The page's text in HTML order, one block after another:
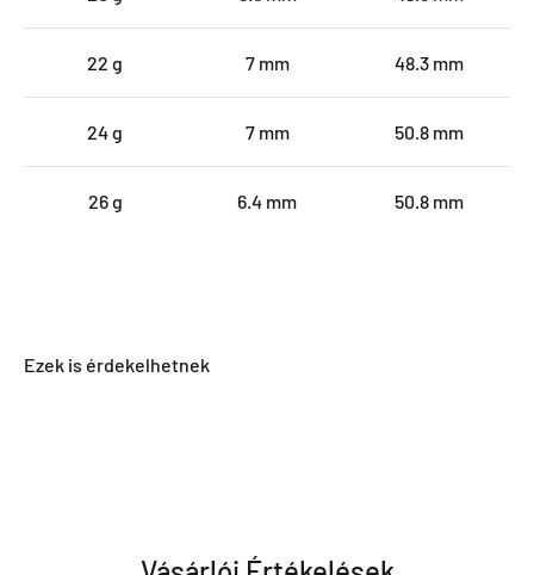
22 g 7 mm 48.3 mm
24 g 7 mm 50.8 mm
26 g 6.4 mm 50.8 mm